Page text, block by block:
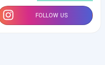
FOLLOW US